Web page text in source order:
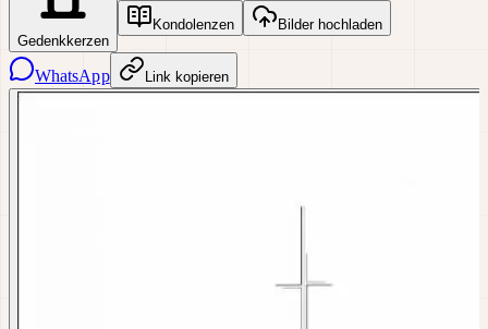
Gedenkkerzen
Kondolenzen Bilder hochladen
WhatsApp Link kopieren